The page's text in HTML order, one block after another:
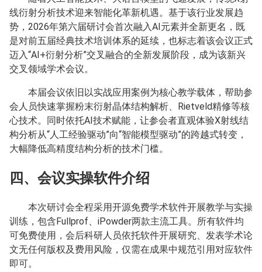
线衍射分析技术迎来智能化革新机遇。基于该行业发展趋
势，2026年第六届研讨会首次融入AI元素并全新更名，既
是对前五届经典技术培训体系的延续，也标志着该会议正式
迈入“AI+衍射分析”交叉融合的全新发展阶段，成为该新兴
交叉领域学术会议。
本届会议依旧以实战应用案例为核心教学载体，帮助参
会人员快速掌握粉末衍射晶体结构解析、Rietveld精修等核
心技术。同时依托AI技术赋能，让参会者直观体验X射线结
构分析从“人工经验驱动”向“智能模型驱动”的跨越式转变，
大幅降低高精度结构分析的技术门槛。
四、会议实操软件介绍
本次研讨会全程采用开源免费学术软件开展教学与实操
训练，包含Fullprof、iPowder两款主流工具。所有软件均
可免费使用，会后科研人员依托软件开展研究、发表学术论
文无任何版权及费用风险，仅需在成果中规范引用对应软件
即可。